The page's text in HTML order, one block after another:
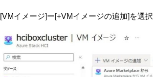
[VMイメージ]ー[+VMイメージの追加]を選択